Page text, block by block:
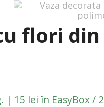
flori
| 15 lei în EasyBox /